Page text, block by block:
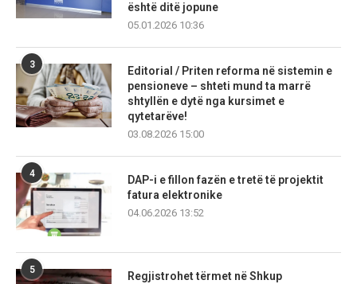
është ditë jopune
05.01.2026 10:36
3
Editorial / Priten reforma në sistemin e
pensioneve – shteti mund ta marrë
shtyllën e dytë nga kursimet e
qytetarëve!
03.08.2026 15:00
4
DAP-i e fillon fazën e tretë të projektit
fatura elektronike
04.06.2026 13:52
5
Regjistrohet tërmet në Shkup